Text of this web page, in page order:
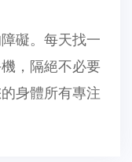
礙。每天找一
，隔絕不必要
身體所有專注